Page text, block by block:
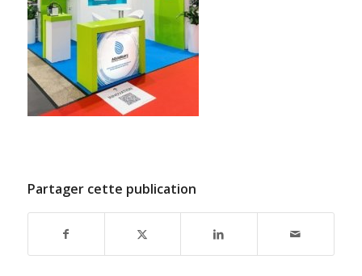
Partager cette publication